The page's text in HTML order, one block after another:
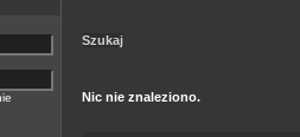
Szukaj
Nic nie znaleziono.